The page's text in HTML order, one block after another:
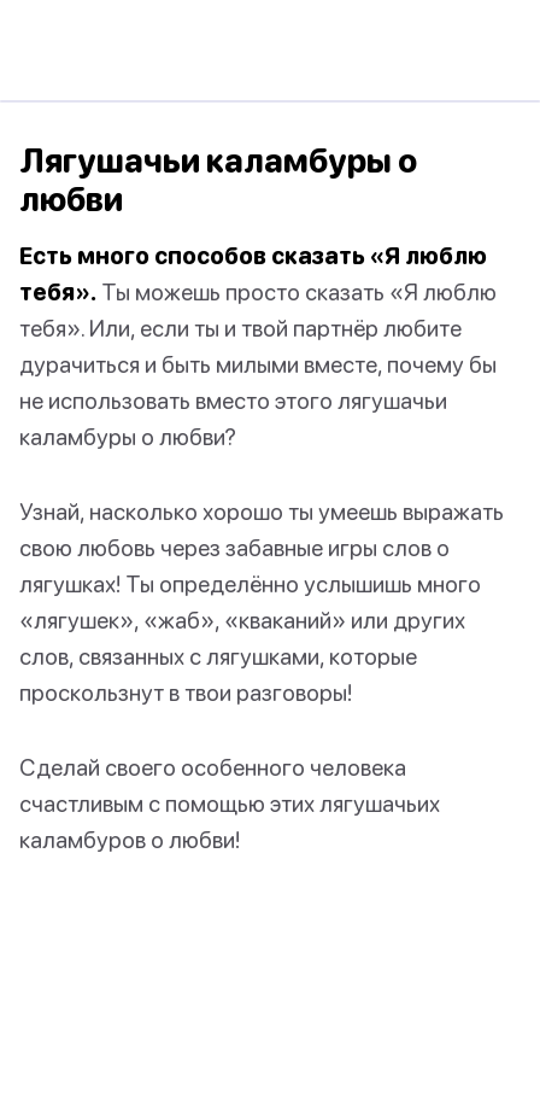
Лягушачьи каламбуры о
любви
Есть много способов сказать «Я люблю
тебя». Ты можешь просто сказать «Я люблю
тебя». Или, если ты и твой партнёр любите
дурачиться и быть милыми вместе, почему бы
не использовать вместо этого лягушачьи
каламбуры о любви?
Узнай, насколько хорошо ты умеешь выражать
свою любовь через забавные игры слов о
лягушках! Ты определённо услышишь много
«лягушек», «жаб», «кваканий» или других
слов, связанных с лягушками, которые
проскользнут в твои разговоры!
Сделай своего особенного человека
счастливым с помощью этих лягушачьих
каламбуров о любви!